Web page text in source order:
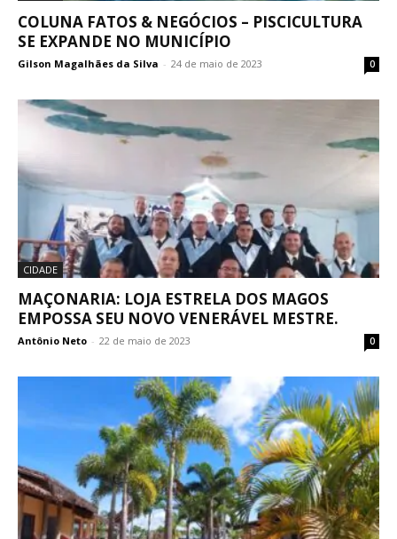
COLUNA FATOS & NEGÓCIOS – PISCICULTURA
SE EXPANDE NO MUNICÍPIO
Gilson Magalhães da Silva - 24 de maio de 2023 0
CIDADE
MAÇONARIA: LOJA ESTRELA DOS MAGOS
EMPOSSA SEU NOVO VENERÁVEL MESTRE.
Antônio Neto - 22 de maio de 2023 0